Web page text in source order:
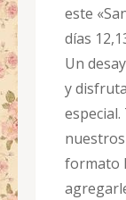
este
días
Un
y
formato